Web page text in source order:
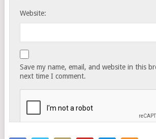
Website:
Save my name, email, and website in this
next time I comment.